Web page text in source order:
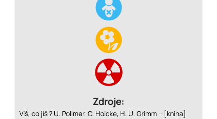
Zdroje:
Víš, co jíš ? U. Pollmer, C. Hoicke, H. U. Grimm – [kniha]